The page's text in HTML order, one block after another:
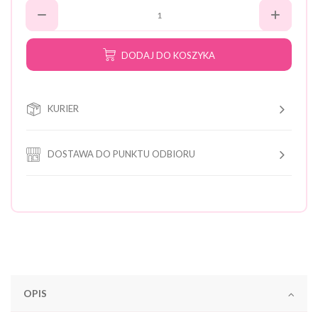
DODAJ DO KOSZYKA
KURIER
DOSTAWA DO PUNKTU ODBIORU
OPIS